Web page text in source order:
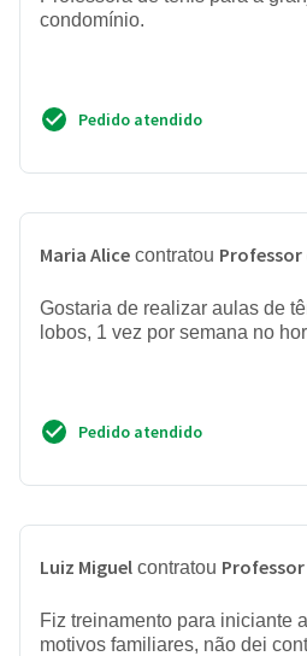
condomínio.
Pedido atendido
Maria Alice contratou Professor
Gostaria de realizar aulas de
lobos, 1 vez por semana no
Pedido atendido
Luiz Miguel contratou Professor
Fiz treinamento para iniciante
motivos familiares, não dei